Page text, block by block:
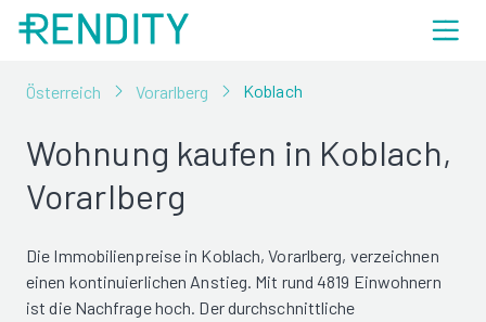
Österreich Vorarlberg Koblach
Wohnung kaufen in Koblach,
Vorarlberg
Die Immobilienpreise in Koblach, Vorarlberg, verzeichnen
einen kontinuierlichen Anstieg. Mit rund 4819 Einwohnern
ist die Nachfrage hoch. Der durchschnittliche